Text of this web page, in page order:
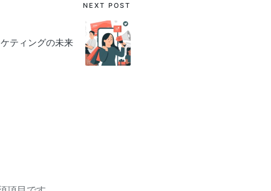
NEXT POST
ティングの未来